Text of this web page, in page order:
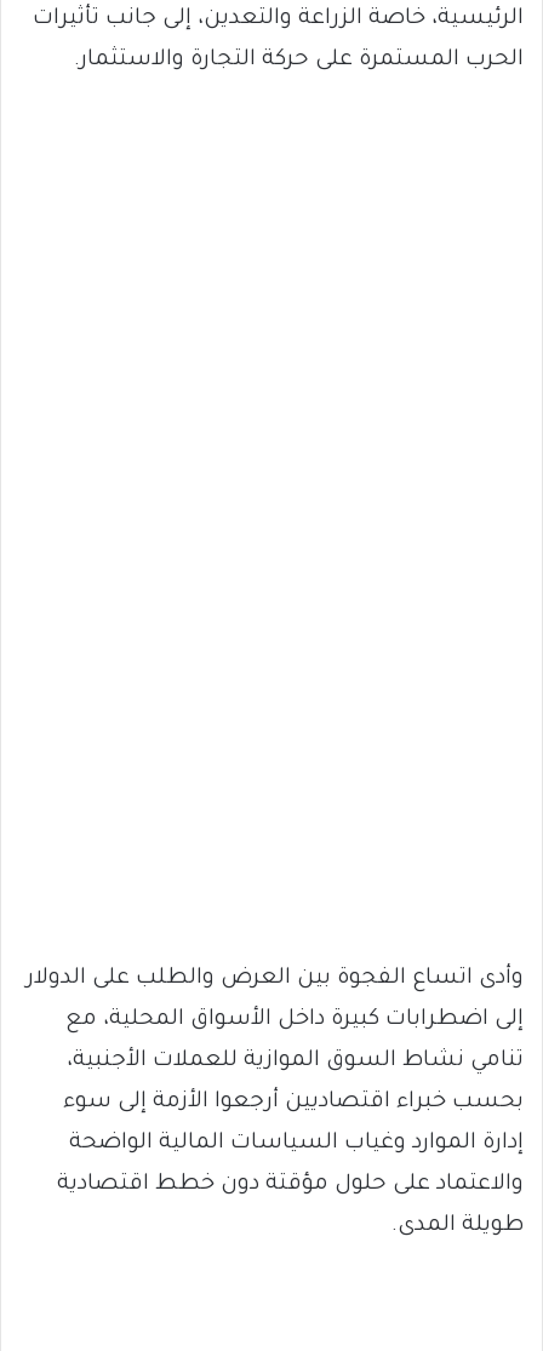
الرئيسية، خاصة الزراعة والتعدين، إلى جانب تأثيرات
الحرب المستمرة على حركة التجارة والاستثمار.
وأدى اتساع الفجوة بين العرض والطلب على الدولار
إلى اضطرابات كبيرة داخل الأسواق المحلية، مع
تنامي نشاط السوق الموازية للعملات الأجنبية،
بحسب خبراء اقتصاديين أرجعوا الأزمة إلى سوء
إدارة الموارد وغياب السياسات المالية الواضحة
والاعتماد على حلول مؤقتة دون خطط اقتصادية
طويلة المدى.